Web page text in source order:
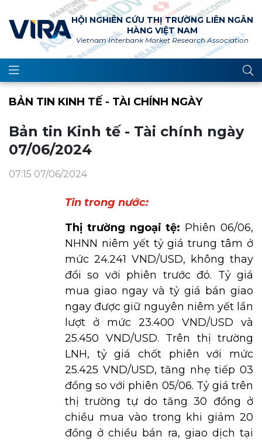
HỘI NGHIÊN CỨU THỊ TRƯỜNG LIÊN NGÂN
HÀNG VIỆT NAM
Vietnam Interbank Market Research Association
BẢN TIN KINH TẾ - TÀI CHÍNH NGÀY
Bản tin Kinh tế - Tài chính ngày
07/06/2024
07:15 07/06/2024
Tin trong nước:
Thị trường ngoại tệ: Phiên 06/06,
NHNN niêm yết tỷ giá trung tâm ở
mức 24.241 VND/USD, không thay
đổi so với phiên trước đó. Tỷ giá
mua giao ngay và tỷ giá bán giao
ngay được giữ nguyên niêm yết lần
lượt ở mức 23.400 VND/USD và
25.450 VND/USD. Trên thị trường
LNH, tỷ giá chốt phiên với mức
25.425 VND/USD, tăng nhẹ tiếp 03
đồng so với phiên 05/06. Tỷ giá trên
thị trường tự do tăng 30 đồng ở
chiều mua vào trong khi giảm 20
đồng ở chiều bán ra, giao dịch tại